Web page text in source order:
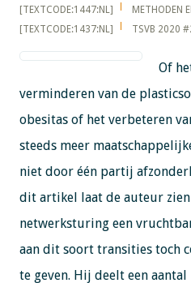
[TEXTCODE:1447:NL]
METHODEN
[TEXTCODE:1437:NL]
TSVB 2020
Of
verminderen van de
obesitas of het verbeteren
steeds meer
niet door één partij
dit artikel laat de auteur
netwerksturing een
aan dit soort transities toch
te geven. Hij deelt een aantal